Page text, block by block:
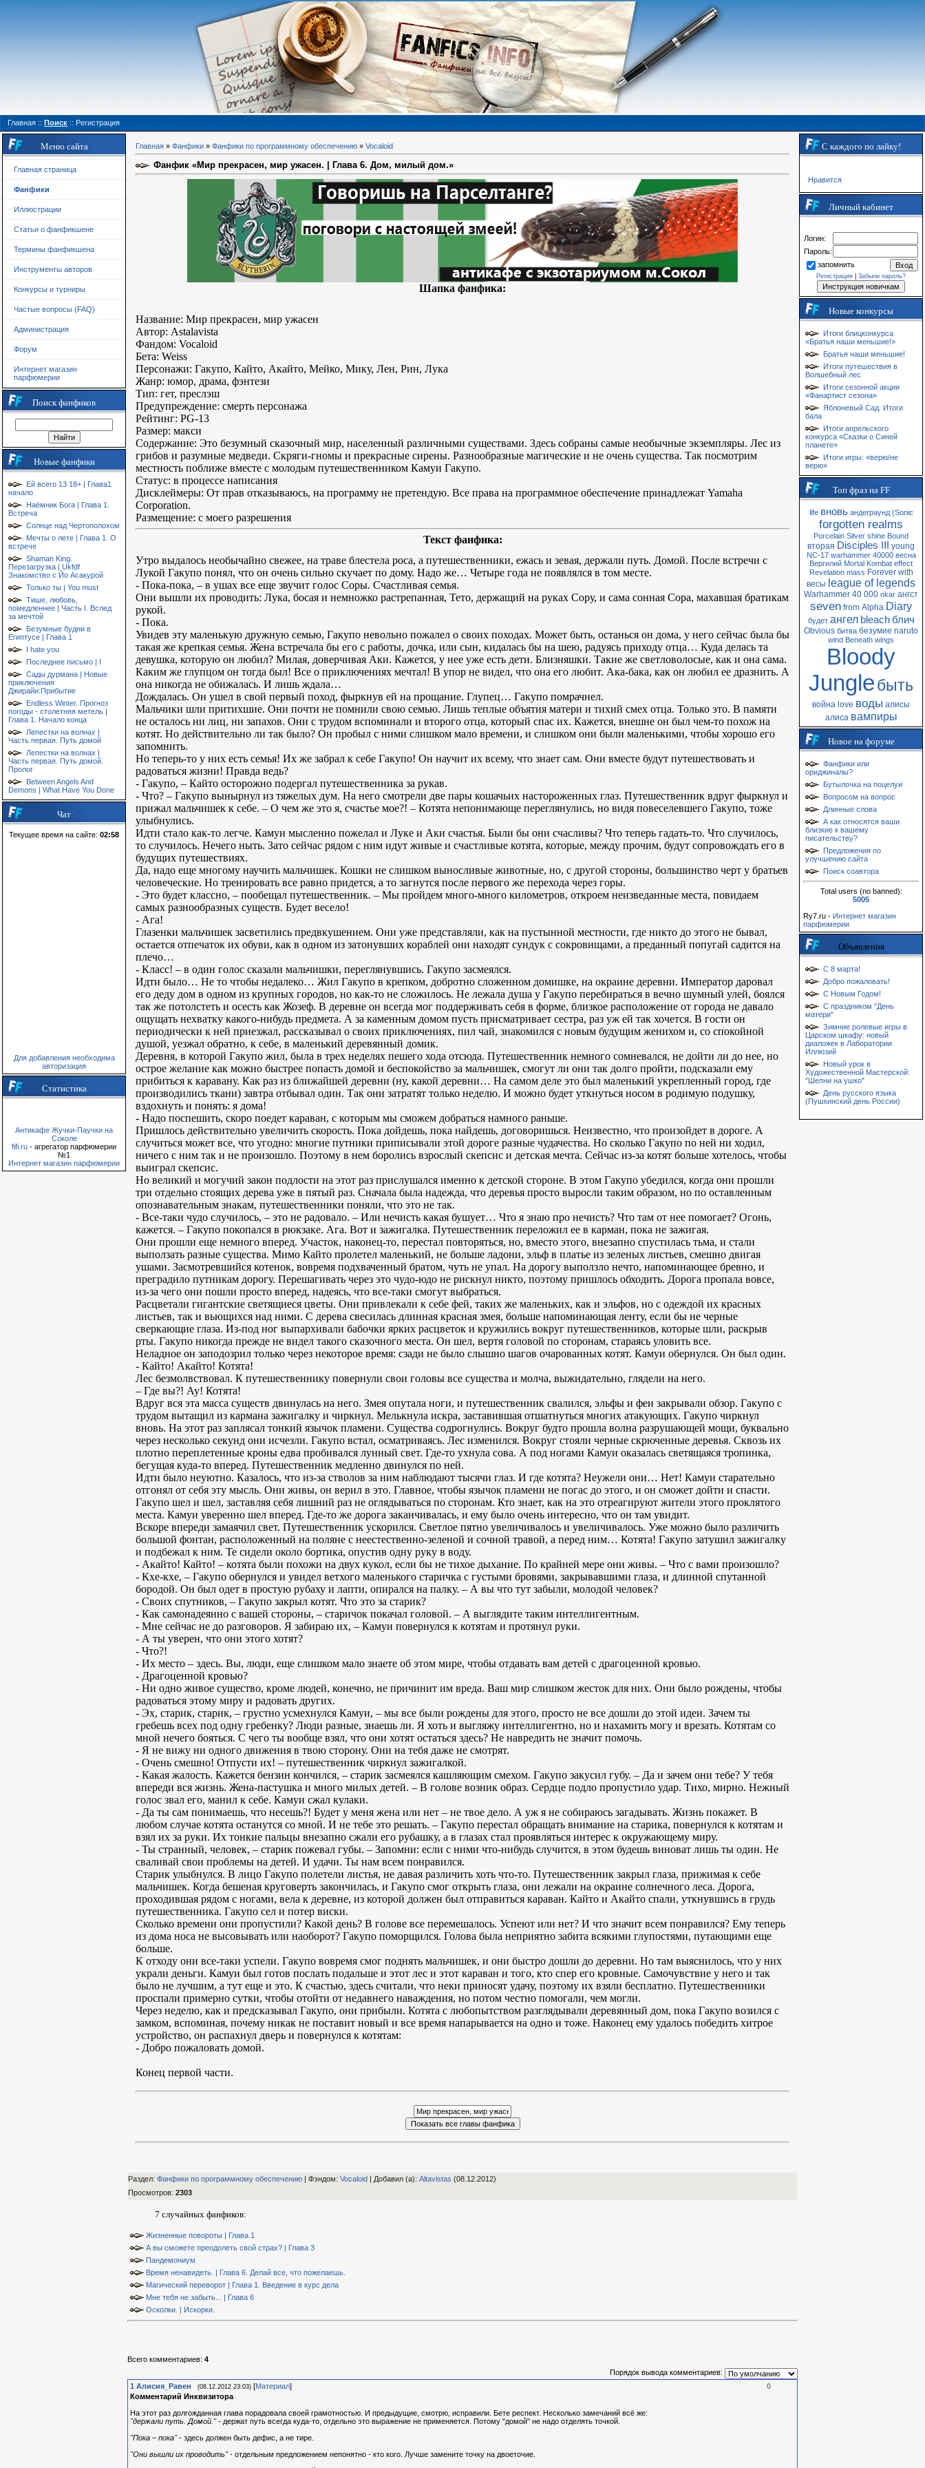
Главная :: Поиск :: Регистрация
Меню сайта
Главная страница
Фанфики
Иллюстрации
Статьи о фанфикшене
Термины фанфикшена
Инструменты авторов
Конкурсы и турниры
Частые вопросы (FAQ)
Администрация
Форум
Интернет магазин
парфюмерии
Поиск фанфиков
Новые фанфики
Ей всего 13 18+ | Глава1
начало
Наёмник Бога | Глава 1.
Встреча
Солнце над Чертополохом
Мечты о лете | Глава 1. О
встрече
Shaman King.
Перезагрузка | Ukfdf
Знакомство с Йо Асакурой
Только ты | You must
Тише, любовь,
помедленнее | Часть I. Вслед
за мечтой
Безумные будни в
Египтусе | Глава 1
I hate you
Последнее письмо | I
Сады дурмана | Новые
приключения
Джирайи:Прибытие
Endless Winter. Прогноз
погоды - столетняя метель |
Глава 1. Начало конца
Лепестки на волнах |
Часть первая. Путь домой
Лепестки на волнах |
Часть первая. Путь домой.
Пролог
Between Angels And
Demons | What Have You Done
Чат
Текущее время на сайте: 02:58
Для добавления необходима
авторизация
Статистика
Антикафе Жучки-Паучки на
Соколе
fifi.ru - агрегатор парфюмерии
№1
Интернет магазин парфюмерии
Главная » Фанфики » Фанфики по программному обеспечению » Vocaloid
Фанфик «Мир прекрасен, мир ужасен. | Глава 6. Дом, милый дом.»
Шапка фанфика:
Название: Мир прекрасен, мир ужасен
Автор: Astalavista
Фандом: Vocaloid
Бета: Weiss
Персонажи: Гакупо, Кайто, Акайто, Мейко, Мику, Лен, Рин, Лука
Жанр: юмор, драма, фэнтези
Тип: гет, преслэш
Предупреждение: смерть персонажа
Рейтинг: PG-13
Размер: макси
Содержание: Это безумный сказочный мир, населенный различными существами. Здесь собраны самые необычные экземпляры. Лес из
грибов и разумные медведи. Скряги-гномы и прекрасные сирены. Разнообразные магические и не очень существа. Так посмотрим
местность поближе вместе с молодым путешественником Камуи Гакупо.
Статус: в процессе написания
Дисклеймеры: От прав отказываюсь, на программу не претендую. Все права на программное обеспечение принадлежат Yamaha
Corporation.
Размещение: с моего разрешения
Текст фанфика:
Утро выдалось необычайно свежее, на траве блестела роса, а путешественники, ежась и зевая, держали путь. Домой. После встречи с
Лукой Гакупо понял, что он очень сильно скучает по дому. Надо же… Четыре года не появлялся в том месте.
- Пока-пока, – в ушах все еще звучит голос Соры. Счастливая семья.
Они вышли их проводить: Лука, босая и немножко растрепанная, Тето, держащий на руках Сору, и сама сонная Сора, махавшая братикам
рукой.
- Пока.
Увидев эту маленькую дружную семью, Гакупо невольно пожалел о своих походах. Может быть, останься он дома, у него сейчас была бы
такая же крепкая семья. Жена встречала бы его с работы, дочка, или сын, кидалась бы на шею, радуясь приходу отца… Куда делась та
девушка, которую он любил? Милая, доверчивая Аки. Кажется, у нее уже есть дети. Близняшки. Такие же светловолосые, как и она сама.
Каким же глупцом он тогда был! Все о приключениях мечтал! В упор не видел, что она его любит. Ака-бака, как он любил ее дразнить. А
она никогда не обижалась. И лишь ждала…
Дождалась. Он ушел в свой первый поход, фыркнув ей на прощание. Глупец… Гакупо помрачнел.
Мальчики шли притихшие. Они почти не помнили свою семью. Лишь теплые объятия матери и тихий смех отца. Только это. В памяти
не осталось ни лиц, ни запахов. Они с трудом вспоминали и второго отца, который спас их. Кажется, внешне он был чем-то похож на
котят. Но действительно ли так было? Он пробыл с ними слишком мало времени, и слишком они были маленькими, чтобы хорошо его
запомнить.
Но теперь-то у них есть семья! Их же забрал к себе Гакупо! Он научит их всему, что знает сам. Они вместе будут путешествовать и
радоваться жизни! Правда ведь?
- Гакупо, – Кайто осторожно подергал путешественника за рукав.
- Что? – Гакупо вынырнул из тяжелых дум. На него смотрели две пары кошачьих настороженных глаз. Путешественник вдруг фыркнул и
прижал мальчишек к себе. – О чем же это я, счастье мое?! – Котята непонимающе переглянулись, но видя повеселевшего Гакупо, тоже
улыбнулись.
Идти стало как-то легче. Камуи мысленно пожелал и Луке и Аки счастья. Были бы они счасливы? Что теперь гадать-то. Что случилось,
то случилось. Нечего ныть. Зато сейчас рядом с ним идут живые и счастливые котята, которые, между прочим, будут сопровождать его в
будущих путешествиях.
Да, надо еще многому научить мальчишек. Кошки не слишком выносливые животные, но, с другой стороны, большинство черт у братьев
человеческие. Но тренировать все равно придется, а то загнутся после первого же перехода через горы.
- Это будет классно, – пообещал путешественник. – Мы пройдем много-много километров, откроем неизведанные места, повидаем
самых разнообразных существ. Будет весело!
- Ага!
Глазенки мальчишек засветились предвкушением. Они уже представляли, как на пустынной местности, где никто до этого не бывал,
остается отпечаток их обуви, как в одном из затонувших кораблей они находят сундук с сокровищами, а преданный попугай садится на
плечо…
- Класс! – в один голос сказали мальчишки, переглянувшись. Гакупо засмеялся.
Идти было… Не то чтобы недалеко… Жил Гакупо в крепком, добротно сложенном домишке, на окраине деревни. Император даровал
его деду дом в одном из крупных городов, но как-то не сложилось. Не лежала душа у Гакупо перебираться в вечно шумный улей, боялся
так же потолстеть и осесть как Жозеф. В деревне он всегда мог поддерживать себя в форме, близкое расположение от города не давало
ощущать нехватку какого-нибудь предмета. А за каменным домом пусть присматривает сестра, раз уж ей так хочется. В гости он
периодически к ней приезжал, рассказывал о своих приключениях, пил чай, знакомился с новым будущим женихом и, со спокойной
душой, уезжал обратно, к себе, в маленький деревянный домик.
Деревня, в которой Гакупо жил, была в трех неделях пешего хода отсюда. Путешественник немного сомневался, не дойти ли до нее, но
острое желание как можно быстрее попасть домой и беспокойство за мальчишек, смогут ли они так долго пройти, подсказали ему
прибиться к каравану. Как раз из ближайшей деревни (ну, какой деревни… На самом деле это был маленький укрепленный город, где
производились ткани) завтра отбывал один. Так они затратят только неделю. И можно будет уткнуться носом в родимую подушку,
вздохнуть и понять: я дома!
- Надо поспешить, скоро поедет караван, с которым мы сможем добраться намного раньше.
Пришлось действительно увеличить скорость. Пока дойдешь, пока найдешь, договоришься. Неизвестно, что произойдет в дороге. А
случиться может все, что угодно: многие путники приписывали этой дороге разные чудачества. Но сколько Гакупо по ней ни ходил,
ничего с ним так и не произошло. Поэтому в нем боролись взрослый скепсис и детская мечта. Сейчас из-за котят больше хотелось, чтобы
выиграл скепсис.
Но великий и могучий закон подлости на этот раз прислушался именно к детской стороне. В этом Гакупо убедился, когда они прошли
три отдельно стоящих дерева уже в пятый раз. Сначала была надежда, что деревья просто выросли таким образом, но по оставленным
опознавательным знакам, путешественники поняли, что это не так.
- Все-таки чудо случилось, – это не радовало. – Или нечисть какая бушует… Что я знаю про нечисть? Что там от нее помогает? Огонь,
кажется. – Гакупо покопался в рюкзаке. Ага. Вот и зажигалка. Путешественник переложил ее в карман, пока не зажигая.
Они прошли еще немного вперед. Участок, наконец-то, перестал повторяться, но, вместо этого, внезапно спустилась тьма, и стали
выползать разные существа. Мимо Кайто пролетел маленький, не больше ладони, эльф в платье из зеленых листьев, смешно двигая
ушами. Засмотревшийся котенок, вовремя подхваченный братом, чуть не упал. На дорогу выползло нечто, напоминающее бревно, и
преградило путникам дорогу. Перешагивать через это чудо-юдо не рискнул никто, поэтому пришлось обходить. Дорога пропала вовсе,
из-за чего они пошли просто вперед, надеясь, что все-таки смогут выбраться.
Расцветали гигантские светящиеся цветы. Они привлекали к себе фей, таких же маленьких, как и эльфов, но с одеждой их красных
листьев, так и вьющихся над ними. С дерева свесилась длинная красная змея, больше напоминающая ленту, если бы не черные
сверкающие глаза. Из-под ног выпархивали бабочки ярких расцветок и кружились вокруг путешественников, которые шли, раскрыв
рты. Гакупо никогда прежде не видел такого сказочного места. Он шел, вертя головой по сторонам, стараясь уловить все.
Неладное он заподозрил только через некоторое время: сзади не было слышно шагов очарованных котят. Камуи обернулся. Он был один.
- Кайто! Акайто! Котята!
Лес безмолвствовал. К путешественнику повернули свои головы все существа и молча, выжидательно, глядели на него.
– Где вы?! Ау! Котята!
Вдруг вся эта масса существ двинулась на него. Змея опутала ноги, и путешественник свалился, эльфы и феи закрывали обзор. Гакупо с
трудом вытащил из кармана зажигалку и чиркнул. Мелькнула искра, заставившая отшатнуться многих атакующих. Гакупо чиркнул
вновь. На этот раз заплясал тонкий язычок пламени. Существа содрогнулись. Вокруг будто прошла волна разрушающей мощи, буквально
через несколько секунд они исчезли. Гакупо встал, осматриваясь. Лес изменился. Вокруг стояли черные скрюченные деревья. Сквозь их
плотно переплетенные кроны едва пробивался лунный свет. Где-то ухнула сова. А под ногами Камуи оказалась светящаяся тропинка,
бегущая куда-то вперед. Путешественник медленно двинулся по ней.
Идти было неуютно. Казалось, что из-за стволов за ним наблюдают тысячи глаз. И где котята? Неужели они… Нет! Камуи старательно
отгонял от себя эту мысль. Они живы, он верил в это. Главное, чтобы язычок пламени не погас до этого, и он сможет дойти и спасти.
Гакупо шел и шел, заставляя себя лишний раз не оглядываться по сторонам. Кто знает, как на это отреагируют жители этого проклятого
места. Камуи уверенно шел вперед. Где-то же дорога заканчивалась, и ему было очень интересно, что он там увидит.
Вскоре впереди замаячил свет. Путешественник ускорился. Светлое пятно увеличивалось и увеличивалось. Уже можно было различить
большой фонтан, расположенный на поляне с неестественно-зеленой и сочной травой, а перед ним… Котята! Гакупо затушил зажигалку
и подбежал к ним. Те сидели около бортика, опустив одну руку в воду.
- Акайто! Кайто! – котята были похожи на двух кукол, если бы не тихое дыхание. По крайней мере они живы. – Что с вами произошло?
- Кхе-кхе, – Гакупо обернулся и увидел ветхого маленького старичка с густыми бровями, закрывавшими глаза, и длинной спутанной
бородой. Он был одет в простую рубаху и лапти, опирался на палку. – А вы что тут забыли, молодой человек?
- Своих спутников, – Гакупо закрыл котят. Что это за старик?
- Как самонадеянно с вашей стороны, – старичок покачал головой. – А выглядите таким интеллигентным.
- Мне сейчас не до разговоров. Я забираю их, – Камуи повернулся к котятам и протянул руки.
- А ты уверен, что они этого хотят?
- Что?!
- Их место – здесь. Вы, люди, еще слишком мало знаете об этом мире, чтобы отдавать вам детей с драгоценной кровью.
- Драгоценной кровью?
- Ни одно живое существо, кроме людей, конечно, не причинит им вреда. Ваш мир слишком жесток для них. Они было рождены, чтобы
радоваться этому миру и радовать других.
- Эх, старик, старик, – грустно усмехнулся Камуи, – мы все были рождены для этого, просто не все дошли до этой идеи. Зачем ты
гребешь всех под одну гребенку? Люди разные, знаешь ли. Я хоть и выгляжу интеллигентно, но и нахамить могу и врезать. Котятам со
мной нечего бояться. С чего ты вообще взял, что они хотят остаться здесь? Не навредить не значит помочь.
- Я не вижу ни одного движения в твою сторону. Они на тебя даже не смотрят.
- Очень смешно! Отпусти их! – путешественник чиркнул зажигалкой.
- Какая жалость. Кажется бензин кончился, – старик засмеялся кашляющим смехом. Гакупо закусил губу. – Да и зачем они тебе? У тебя
впереди вся жизнь. Жена-пастушка и много милых детей. – В голове возник образ. Сердце подло пропустило удар. Тихо, мирно. Нежный
голос звал его, манил к себе. Камуи сжал кулаки.
- Да ты сам понимаешь, что несешь?! Будет у меня жена или нет – не твое дело. А уж я не собираюсь загадывать. Жизнь покажет. В
любом случае котята останутся со мной. И не тебе это решать. – Гакупо перестал обращать внимание на старика, повернулся к котятам и
взял их за руки. Их тонкие пальцы внезапно сжали его рубашку, а в глазах стал проявляться интерес к окружающему миру.
- Ты странный, человек, – старик пожевал губы. – Запомни: если с ними что-нибудь случится, в этом будешь виноват лишь ты один. Не
сваливай свои проблемы на детей. И удачи. Ты нам всем понравился.
Старик улыбнулся. В лицо Гакупо полетели листья, не давая различить хоть что-то. Путешественник закрыл глаза, прижимая к себе
мальчишек. Когда бешеная круговерть закончилась, и Гакупо смог открыть глаза, они лежали на окраине солнечного леса. Дорога,
проходившая рядом с ногами, вела к деревне, из которой должен был отправиться караван. Кайто и Акайто спали, уткнувшись в грудь
путешественника. Гакупо сел и потер виски.
Сколько времени они пропустили? Какой день? В голове все перемешалось. Успеют или нет? И что значит всем понравился? Ему теперь
из дома носа не высовывать или наоборот? Гакупо поморщился. Голова была неприятно забита всякими глупостями, путающими еще
больше.
К отходу они все-таки успели. Гакупо вовремя смог поднять мальчишек, и они быстро дошли до деревни. Но там выяснилось, что у них
украли деньги. Камуи был готов послать подальше и этот лес и этот караван и того, кто спер его кровные. Самочувствие у него и так
было не лучшим, а тут еще и это. К счастью, здесь считали, что неки приносят удачу, поэтому их взяли бесплатно. Путешественники
проспали примерно сутки, чтобы отойти от недавнего наваждения, но потом честно помогали, чем могли.
Через неделю, как и предсказывал Гакупо, они прибыли. Котята с любопытством разглядывали деревянный дом, пока Гакупо возился с
замком, вспоминая, почему никак не поставит новый и все время напарывается на одно и тоже. Наконец ему удалось победить хитрое
устройство, он распахнул дверь и повернулся к котятам:
- Добро пожаловать домой.
Конец первой части.
Раздел: Фанфики по программному обеспечению | Фэндом: Vocaloid | Добавил (а): Altavistas (08.12.2012)
Просмотров: 2303
7 случайных фанфиков:
Жизненные повороты | Глава 1
А вы сможете преодолеть свой страх? | Глава 3
Пандемониум
Время ненавидеть. | Глава 6. Делай все, что пожелаешь.
Магический переворот | Глава 1. Введение в курс дела
Мне тебя не забыть... | Глава 6
Осколки. | Искорки.
Всего комментариев: 4
Порядок вывода комментариев:
0
1 Алиcия_Равен (08.12.2012 23:03) [Материал]
Комментарий Инквизитора
На этот раз долгожданная глава порадовала своей грамотностью. И предыдущие, смотрю, исправили. Бете респект. Несколько замечаний всё же:
"держали путь. Домой."- держат путь всегда куда-то, отдельно это выражение не применяется. Потому "домой" не надо отделять точкой.
"Пока – пока"- здесь должен быть дефис, а не тире.
"Они вышли их проводить"- отдельным предложением непонятно - кто кого. Лучше замените точку на двоеточие.
С каждого по лайку!
Нравится
Личный кабинет
Логин:
Пароль:
запомнить
Регистрация Забыли пароль?
Новые конкурсы
Итоги блицконкурса
«Братья наши меньшие!»
Братья наши меньшие!
Итоги путешествия в
Волшебный лес
Итоги сезонной акции
«Фанартист сезона»
Яблоневый Сад. Итоги
бала
Итоги апрельского
конкурса «Сказки о Синей
планете»
Итоги игры: «верю/не
верю»
Топ фраз на FF
life вновь андеграунд (Sonic
forgotten realms
Porcelain Silver shine Bound
вторая Disciples III young
NC-17 warhammer 40000 весна
Вергилий Mortal Kombat effect
Revelation mass Forever with
весы league of legends
Warhammer 40 000 nkar ангст
seven from Alpha Diary
будет ангел bleach блич
Obvious битва безумие naruto
wind Beneath wings
Bloody
Jungleбыть
война love воды алисы
алиса вампиры
Новое на форуме
Фанфики или
ориджиналы?
Бутылочка на поцелуи
Вопросом на вопрос
Длинные слова
А как относятся ваши
близкие к вашему
писательству?
Предложения по
улучшению сайта
Поиск соавтора
Total users (no banned):
5005
Ry7.ru - Интернет магазин
парфюмерии
Объявления
С 8 марта!
Добро пожаловать!
С Новым Годом!
С праздником "День
матери"
Зимние ролевые игры в
Царском шкафу: новый
диаложек в Лаборатории
Иллюзий
Новый урок в
Художественной Мастерской:
"Шепни на ушко"
День русского языка
(Пушкинский день России)